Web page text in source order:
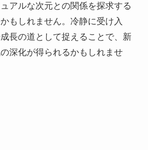
アルな次元との関係を探求する
もしれません。冷静に受け入
長の道として捉えることで、新
深化が得られるかもしれませ